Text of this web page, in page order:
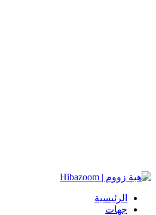
الرئيسية
جهات